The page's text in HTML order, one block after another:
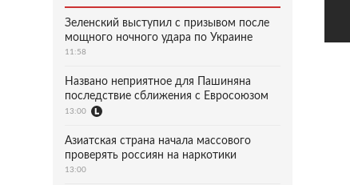
Зеленский выступил с призывом после
мощного ночного удара по Украине
11:58
Названо неприятное для Пашиняна
последствие сближения с Евросоюзом
13:00
Азиатская страна начала массового
проверять россиян на наркотики
13:00